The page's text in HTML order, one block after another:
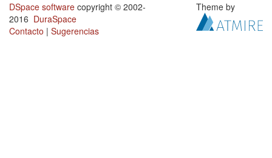
DSpace software copyright © 2002-
2016 DuraSpace
Contacto | Sugerencias
Theme by